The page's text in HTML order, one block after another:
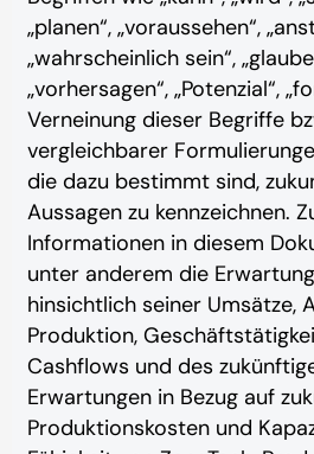
„planen“, „voraussehen“,
„wahrscheinlich sein“,
„vorhersagen“, „Potenzial“,
Verneinung dieser Begriffe
vergleichbarer
die dazu bestimmt sind,
Aussagen zu kennzeichnen.
Informationen in diesem
unter anderem die
hinsichtlich seiner Umsätze,
Produktion,
Cashflows und des
Erwartungen in Bezug auf
Produktionskosten und